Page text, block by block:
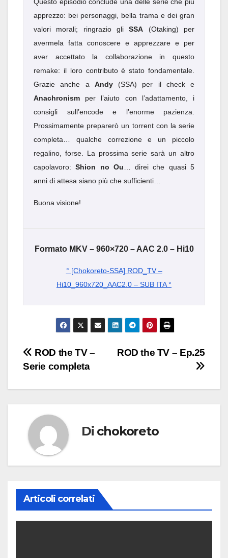
Questo episodio conclude una delle serie che più
apprezzo: bei personaggi, bella trama e dei gran
valori morali; ringrazio gliSSA (Otaking) per
avermela fatta conoscere e apprezzare e per
aver accettato la collaborazione in questo
remake: il loro contributo è stato fondamentale.
Grazie anche a Andy(SSA) per il check e
Anachronism per l’aiuto con l’adattamento, i
consigli sull’encode e l’enorme pazienza.
Prossimamente preparerò un torrent con la serie
completa… qualche correzione e un piccolo
regalino, forse. La prossima serie sarà un altro
capolavoro:Shion no Ou… direi che quasi 5
anni di attesa siano più che sufficienti…
Buona visione!
Formato MKV – 960×720 – AAC 2.0 – Hi10
° [Chokoreto-SSA] ROD_TV –
Hi10_960x720_AAC2.0 – SUB ITA °
Navigazione
articoli
ROD the TV – Ep.25
ROD the TV –
Serie completa
Di chokoreto
Articoli correlati